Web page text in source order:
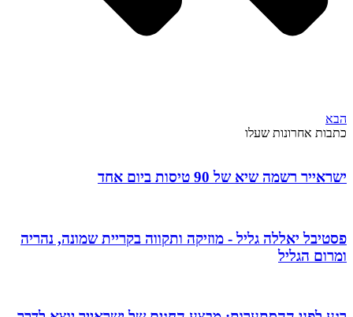
הבא
כתבות אחרונות שעלו
ישראייר רשמה שיא של 90 טיסות ביום אחד
פסטיבל יאללה גליל - מוזיקה ותקווה בקריית שמונה, נהריה
ומרום הגליל